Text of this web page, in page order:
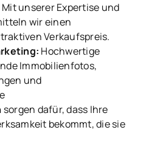
Mit unserer Expertise und
wir einen
Verkaufspreis.
Hochwertige
Immobilienfotos,
und
sorgen dafür, dass Ihre
bekommt, die sie